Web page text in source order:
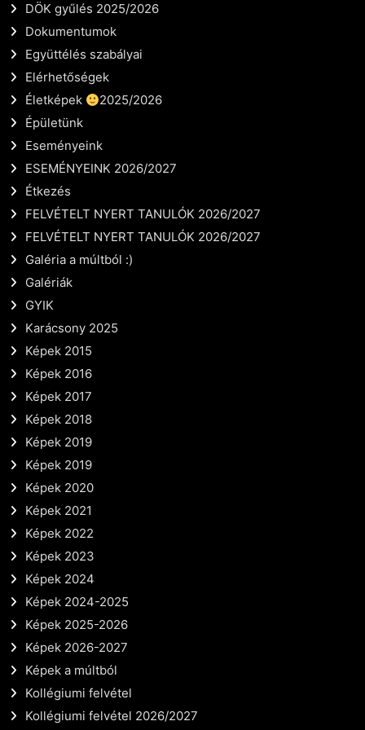
DÖK gyűlés 2025/2026
Dokumentumok
Együttélés szabályai
Elérhetőségek
Életképek
2025/2026
Épületünk
Eseményeink
ESEMÉNYEINK 2026/2027
Étkezés
FELVÉTELT NYERT TANULÓK 2026/2027
FELVÉTELT NYERT TANULÓK 2026/2027
Galéria a múltból :)
Galériák
GYIK
Karácsony 2025
Képek 2015
Képek 2016
Képek 2017
Képek 2018
Képek 2019
Képek 2019
Képek 2020
Képek 2021
Képek 2022
Képek 2023
Képek 2024
Képek 2024-2025
Képek 2025-2026
Képek 2026-2027
Képek a múltból
Kollégiumi felvétel
Kollégiumi felvétel 2026/2027